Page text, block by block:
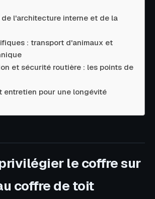
de l'architecture interne et de la
: transport d'animaux et
et sécurité routière : les points de
entretien pour une longévité
le coffre sur
coffre de toit